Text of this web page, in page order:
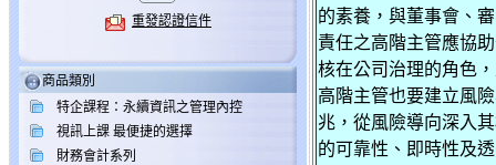
重發認證信件
商品類別
特企課程：永續資訊之管理內控
視訊上課 最便捷的選擇
財務會計系列
的素養，與董事會、
責任之高階主管應協
核在公司治理的角色
高階主管也要建立風
兆，從風險導向深入
的可靠性、即時性及